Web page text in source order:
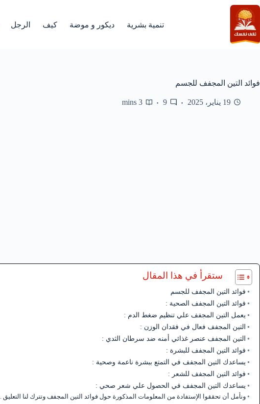
التجاوز
إلى
المحتوى
تنمية بشرية ديكور و موضة كيف الرجل
فوائد التين المجفف للجسم
19 يناير، 2025 9
3 mins
ستقرأ في هذا المقال
فوائد التين المجفف للجسم
فوائد التين المجفف الصحية :
يعمل التين المجفف علي تنظيم ضغط الدم :
التين المجفف فعال في فقدان الوزن :
التين المجفف عنصر غذائي أمنه ضد سرطان الثدي :
فوائد التين المجفف للبشرة :
يساعدك التين المجفف في التمتع ببشرة ناعمة وصحية :
فوائد التين المجفف للشعر :
يساعدك التين المجفف في الحصول علي شعر صحي :
ونأمل أن تحققوا الإستفادة من المعلومات المذكورة حول فوائد التين المجفف وتترك لنا التعليق .